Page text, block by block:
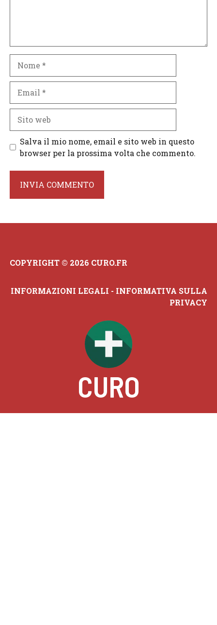
web
Salva il mio nome, email e sito web in questo
browser per la prossima volta che commento.
COPYRIGHT © 2026 CURO.FR
INFORMAZIONI LEGALI - INFORMATIVA SULLA
PRIVACY
CURO